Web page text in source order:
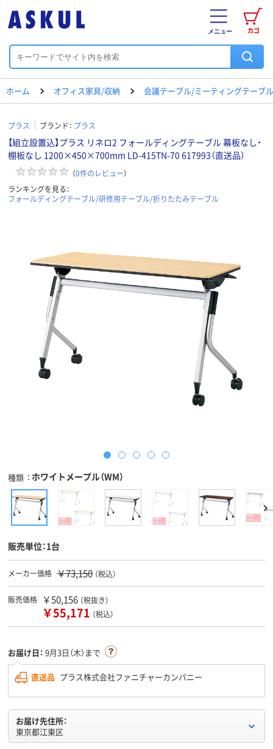
カゴ
メニュー
ホーム オフィス家具/収納 会議テーブル/ミーティングテーブル
プラス ブランド： プラス
【組立設置込】プラス リネロ2 フォールディングテーブル 幕板なし・
棚板なし 1200×450×700mm LD-415TN-70 617993（直送品）
（0件のレビュー）
ランキングを見る：
フォールディングテーブル/研修用テーブル/折りたたみテーブル
種類 ホワイトメープル（WM）
販売単位：1台
メーカー価格 ￥73,150 （税込）
販売価格 ￥50,156 （税抜き）
￥55,171 （税込）
お届け日： 9月3日（木）まで
直送品 プラス株式会社ファニチャーカンパニー
お届け先住所：
東京都江東区